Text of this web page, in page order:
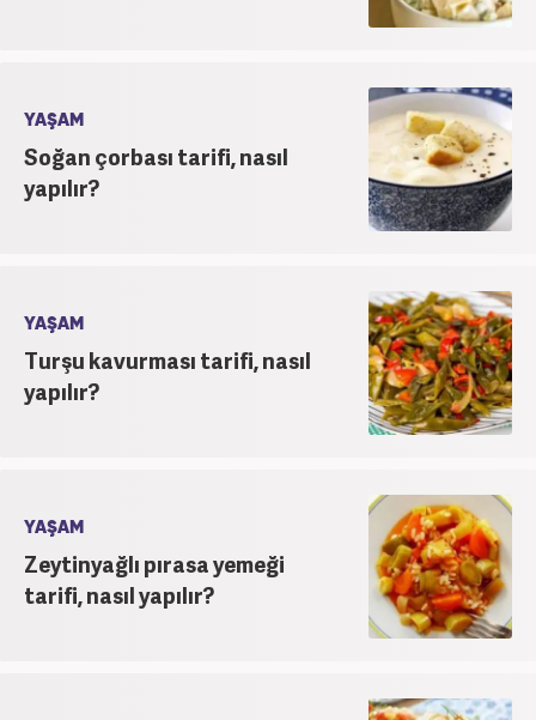
YAŞAM
Soğan çorbası tarifi, nasıl
yapılır?
YAŞAM
Turşu kavurması tarifi, nasıl
yapılır?
YAŞAM
Zeytinyağlı pırasa yemeği
tarifi, nasıl yapılır?